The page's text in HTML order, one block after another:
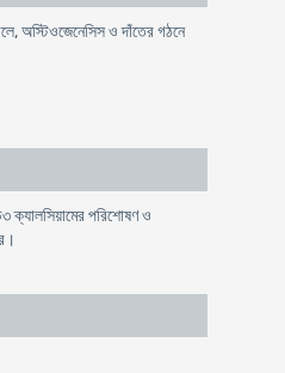
অস্টিওজেনেসিস ও দাঁতের গঠনে
ক্যালসিয়ামের পরিশোষণ ও